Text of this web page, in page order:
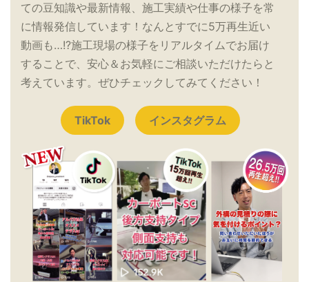
ての豆知識や最新情報、施工実績や仕事の様子を常
に情報発信しています！なんとすでに5万再生近い
動画も…!?施工現場の様子をリアルタイムでお届け
することで、安心＆お気軽にご相談いただけたらと
考えています。ぜひチェックしてみてください！
TikTok インスタグラム